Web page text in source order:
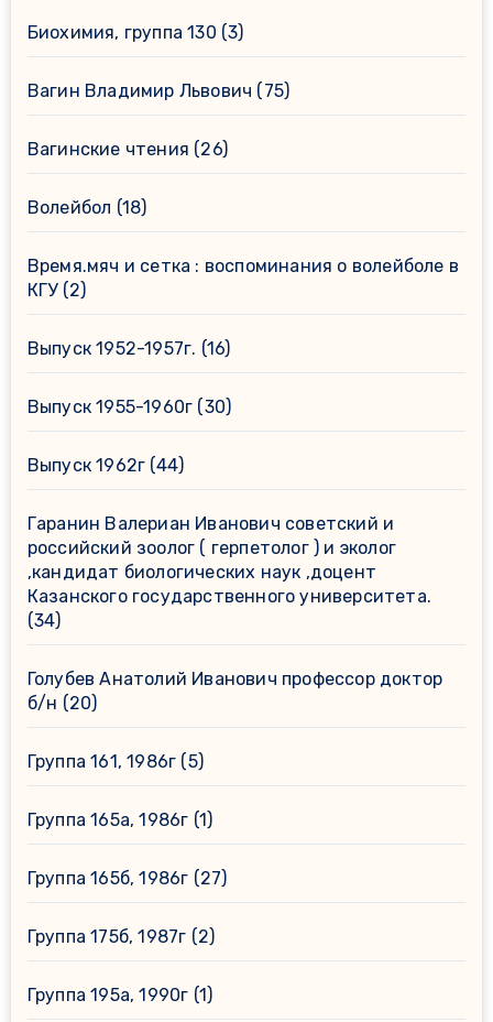
Биохимия, группа 130 (3)
Вагин Владимир Львович (75)
Вагинские чтения (26)
Волейбол (18)
Время.мяч и сетка : воспоминания о волейболе в
КГУ(2)
Выпуск 1952-1957г. (16)
Выпуск 1955-1960г (30)
Выпуск 1962г (44)
Гаранин Валериан Иванович советский и
российский зоолог ( герпетолог ) и эколог
,кандидат биологических наук ,доцент
Казанского государственного университета.
(34)
Голубев Анатолий Иванович профессор доктор
б/н (20)
Группа 161, 1986г (5)
Группа 165а, 1986г (1)
Группа 165б, 1986г (27)
Группа 175б, 1987г (2)
Группа 195а, 1990г (1)